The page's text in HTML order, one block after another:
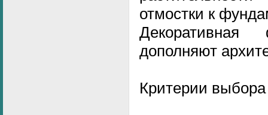
отмостки к
дополняют
Критерии выбора